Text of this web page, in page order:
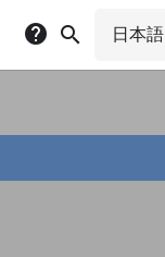
help search 日本語